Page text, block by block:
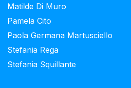
Matilde Di Muro
Pamela Cito
Paola Germana Martusciello
Stefania Rega
Stefania Squillante